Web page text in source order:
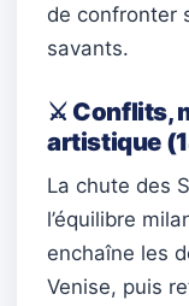
de confronter
savants.
⚔️ Conflits,
artistique
La chute des
l’équilibre
enchaîne les
Venise, puis